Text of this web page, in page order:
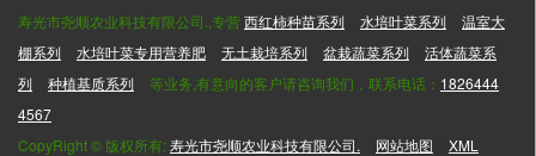
寿光市尧顺农业科技有限公司.,专营西红柿种苗系列 水培叶菜系列
温室大
棚系列
水培叶菜专用营养肥 无土栽培系列 盆栽蔬菜系列
活体蔬菜系
列
种植基质系列 等业务,有意向的客户请咨询我们，联系电话： 1826444
4567
CopyRight © 版权所有:寿光市尧顺农业科技有限公司. 网站地图
XML